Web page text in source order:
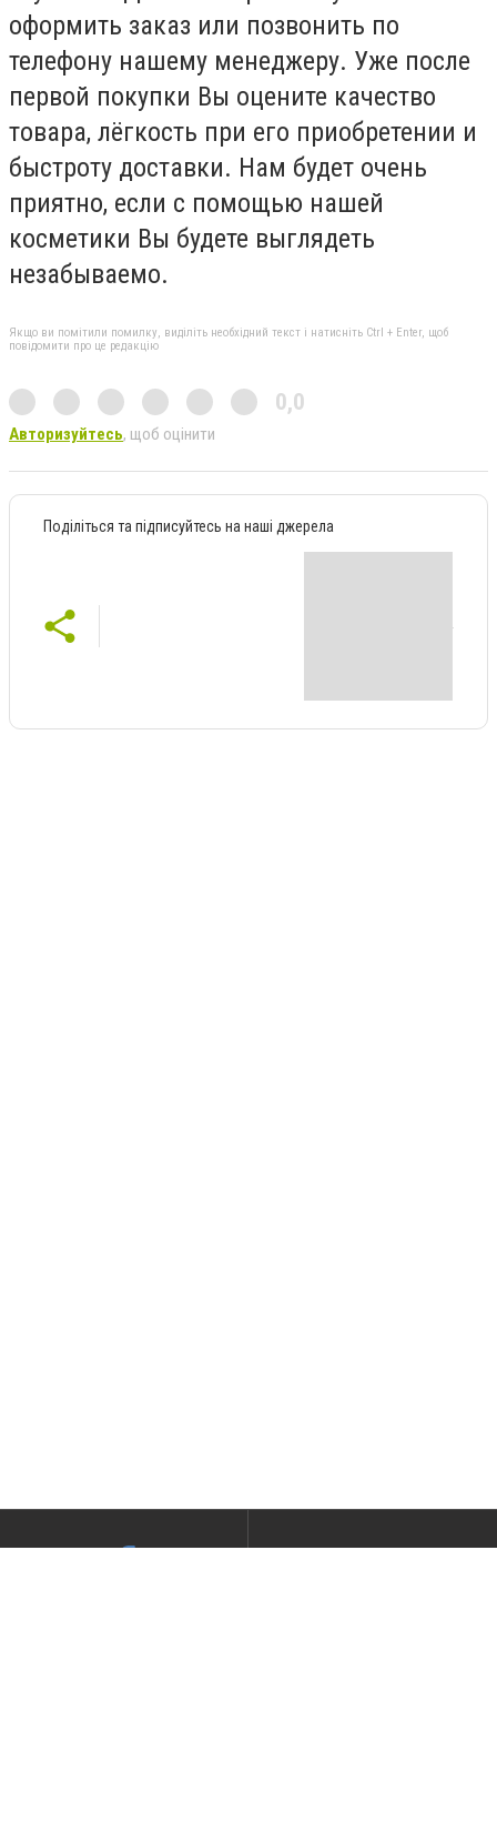
оформить заказ или позвонить по
телефону нашему менеджеру. Уже после
первой покупки Вы оцените качество
товара, лёгкость при его приобретении и
быстроту доставки. Нам будет очень
приятно, если с помощью нашей
косметики Вы будете выглядеть
незабываемо.
Якщо ви помітили помилку, виділіть необхідний текст і натисніть Ctrl + Enter, щоб
повідомити про це редакцію
0,0
Авторизуйтесь, щоб оцінити
Поділіться та підписуйтесь на наші джерела